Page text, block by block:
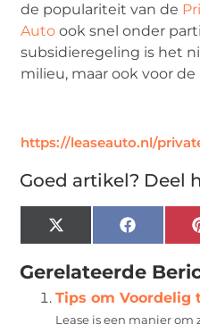
de populariteit van de
Auto ook snel onder
subsidieregeling is het
milieu, maar ook voor
https://leaseauto.nl/
Goed artikel? Deel
X
(Twitter)
Gerelateerde
Tips om Voordelig
Lease is een manier